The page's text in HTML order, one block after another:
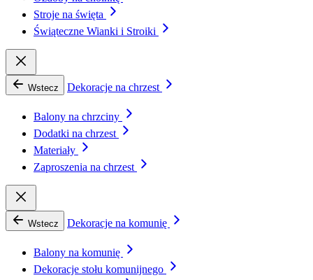
Stroje na święta
Świąteczne Wianki i Stroiki
Wstecz Dekoracje na chrzest
Balony na chrzciny
Dodatki na chrzest
Materiały
Zaproszenia na chrzest
Wstecz Dekoracje na komunię
Balony na komunię
Dekoracje stołu komunijnego